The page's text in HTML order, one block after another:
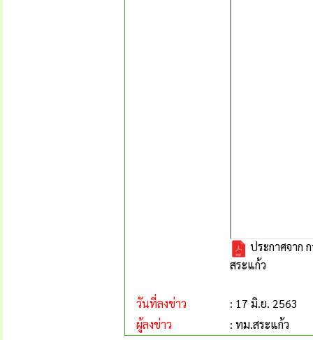
ประกาศจาก
สระแก้ว
วันที่ลงข่าว
: 17 มิ.ย. 2563
ผู้ลงข่าว
: ทม.สระแก้ว